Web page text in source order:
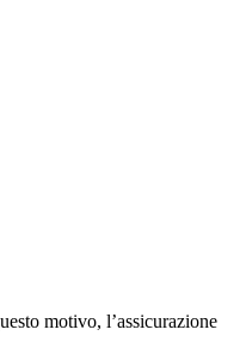
motivo, l’assicurazione